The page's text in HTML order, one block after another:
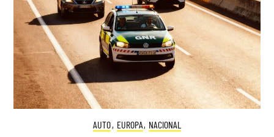
AUTO, EUROPA, NACIONAL